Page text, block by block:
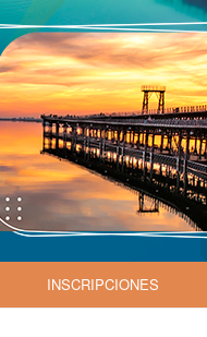
INSCRIPCIONES